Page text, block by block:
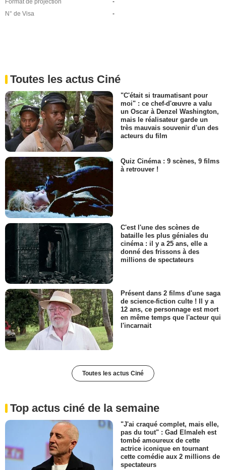
Format de projection
-
N° de Visa
-
Toutes les actus Ciné
"C'était si traumatisant pour
moi" : ce chef-d'œuvre a valu
un Oscar à Denzel Washington,
mais le réalisateur garde un
très mauvais souvenir d'un des
acteurs du film
Quiz Cinéma : 9 scènes, 9 films
à retrouver !
C'est l'une des scènes de
bataille les plus géniales du
cinéma : il y a 25 ans, elle a
donné des frissons à des
millions de spectateurs
Présent dans 2 films d'une saga
de science-fiction culte ! Il y a
12 ans, ce personnage est mort
en même temps que l'acteur qui
l'incarnait
Toutes les actus Ciné
Top actus ciné de la semaine
"J'ai craqué complet, mais elle,
pas du tout" : Gad Elmaleh est
tombé amoureux de cette
actrice iconique en tournant
cette comédie aux 2 millions de
spectateurs